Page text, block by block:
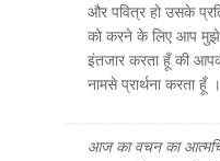
और पवित्र हो उसके
को करने के लिए आप मुझे
इंतजार करता हूँ की
नामसे प्रार्थना करता हूँ
आज का वचन का